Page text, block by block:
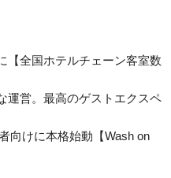
【全国ホテルチェーン客室数
運営。最高のゲストエクスペ
向けに本格始動【Wash on